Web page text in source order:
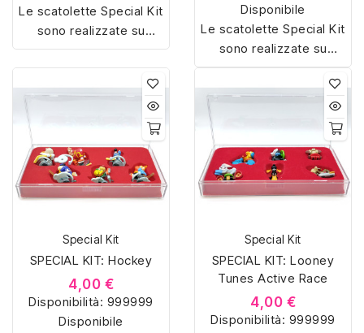
Le scatolette Special Kit
sono realizzate su
misura con materiali di
alta qualità, hanno un
interno sagomato in
vellutino rosso e offrono
soluzioni eleganti e
pratiche per organizzare
e mostrare la tua
collezione di sorpresine.
Disponibile
Le scatolette Special Kit
sono realizzate su
misura con materiali di
alta qualità, hanno un
interno sagomato in
vellutino rosso e offrono
soluzioni eleganti e
pratiche per organizzare
e mostrare la tua
collezione di sorpresine.
Special Kit
SPECIAL KIT: Hockey
4,00 €
Disponibilità: 999999
Disponibile
Special Kit
SPECIAL KIT: Looney
Tunes Active Race
4,00 €
Disponibilità: 999999